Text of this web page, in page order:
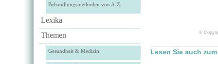
Behandlungsmethoden von A-Z
Lexika
Themen
Gesundheit & Medizin
©
Lesen Sie auch